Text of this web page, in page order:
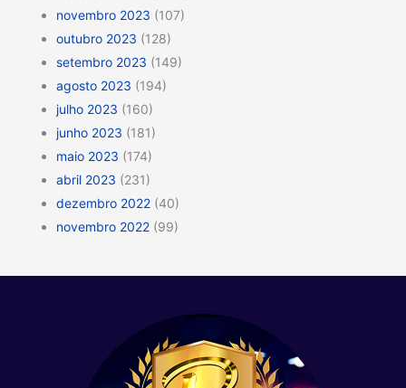
novembro 2023 (107)
outubro 2023 (128)
setembro 2023 (149)
agosto 2023 (194)
julho 2023 (160)
junho 2023 (181)
maio 2023 (174)
abril 2023 (231)
dezembro 2022 (40)
novembro 2022 (99)